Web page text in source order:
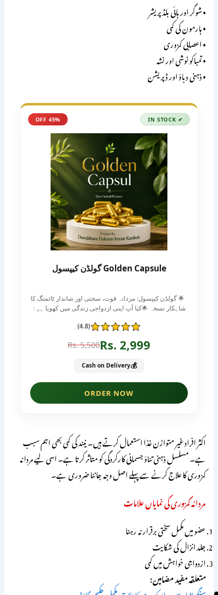
• شوگر اور ہائی بلڈ پریشر
• ہارمون کی کمی
• اعصابی کمزوری
• تمباکو نوشی اور نشہ
• ذہنی دباؤ اور ڈپریشن
اکثر افراد غیر متوازن غذا استعمال کرتے ہیں۔ نیند کی کمی بھی اہم سبب
ہے۔ مسلسل ذہنی تناؤ جسمانی کارکردگی کو متاثر کرتا ہے۔ اسی لیے مردانہ
کمزوری کا علاج کرنے سے پہلے اصل وجہ جاننا ضروری ہے۔
مردانہ کمزوری کی نمایاں علامات
عضو میں مکمل سختی برقرار نہ رہنا
جلد انزال کی شکایت
ازدواجی خواہش میں کمی
متعلقہ مفید مضامین: